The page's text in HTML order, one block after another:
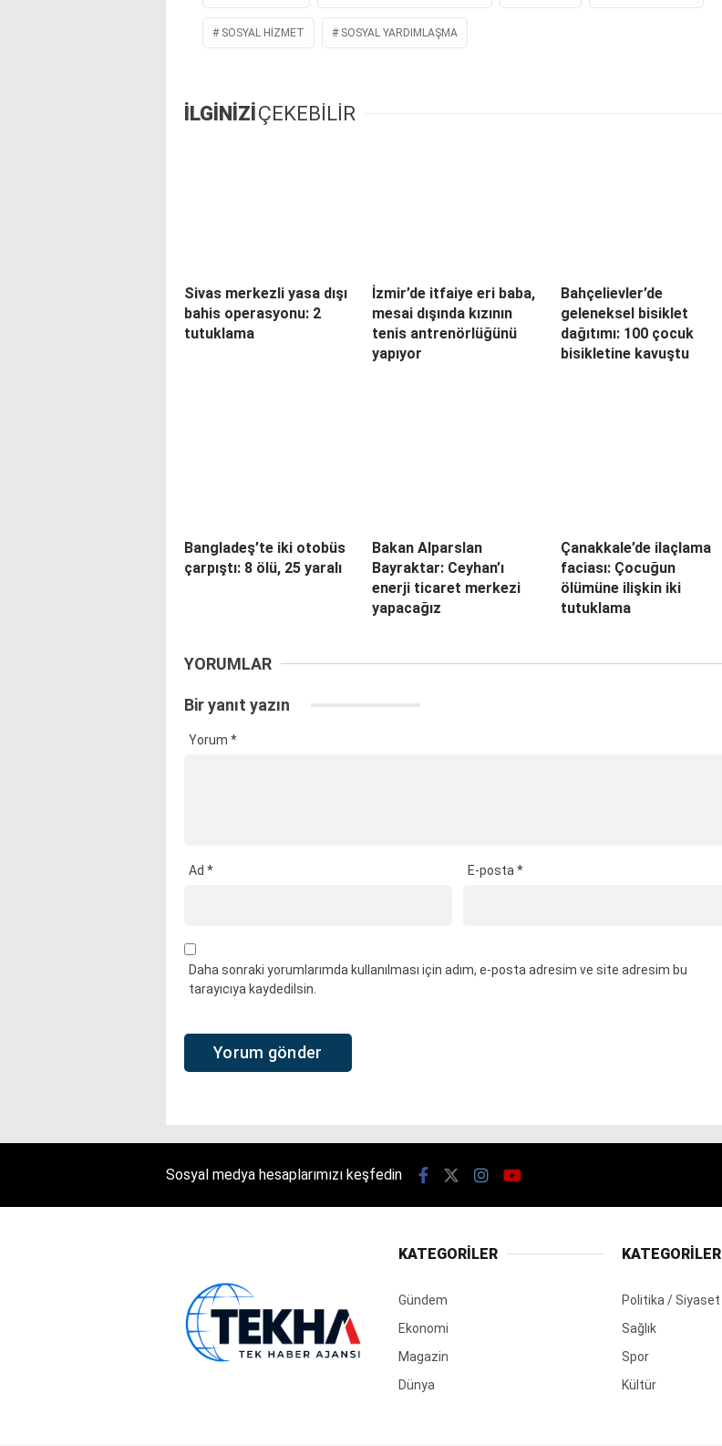
SOSYAL HIZMET SOSYAL YARDIMLAŞMA
İLGİNİZİÇEKEBİLİR
Sivas merkezli yasa dışı
bahis operasyonu: 2
tutuklama
İzmir’de itfaiye eri baba,
mesai dışında kızının
tenis antrenörlüğünü
yapıyor
Bahçelievler’de
geleneksel bisiklet
dağıtımı: 100 çocuk
bisikletine kavuştu
Bangladeş’te iki otobüs
çarpıştı: 8 ölü, 25 yaralı
Bakan Alparslan
Bayraktar: Ceyhan’ı
enerji ticaret merkezi
yapacağız
Çanakkale’de ilaçlama
faciası: Çocuğun
ölümüne ilişkin iki
tutuklama
YORUMLAR
Bir yanıt yazın
Yorum *
Ad * E-posta *
Daha sonraki yorumlarımda kullanılması için adım, e-posta adresim ve site adresim bu
tarayıcıya kaydedilsin.
Sosyal medya hesaplarımızı keşfedin
KATEGORİLER
Gündem
Ekonomi
Magazin
Dünya
KATEGORİLER
Politika / Siyaset
Sağlık
Spor
Kültür